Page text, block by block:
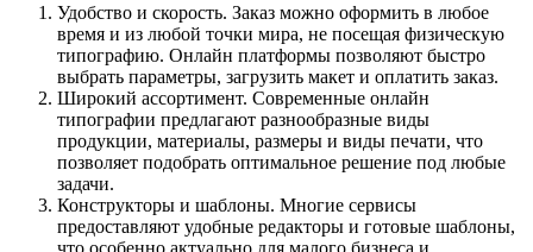
Удобство и скорость. Заказ можно оформить в любое
время и из любой точки мира, не посещая физическую
типографию. Онлайн платформы позволяют быстро
выбрать параметры, загрузить макет и оплатить заказ.
Широкий ассортимент. Современные онлайн
типографии предлагают разнообразные виды
продукции, материалы, размеры и виды печати, что
позволяет подобрать оптимальное решение под любые
задачи.
Конструкторы и шаблоны. Многие сервисы
предоставляют удобные редакторы и готовые шаблоны,
что особенно актуально для малого бизнеса и